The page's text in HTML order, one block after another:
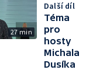
27 min
Další díl
Téma
pro
hosty
Michala
Dusíka